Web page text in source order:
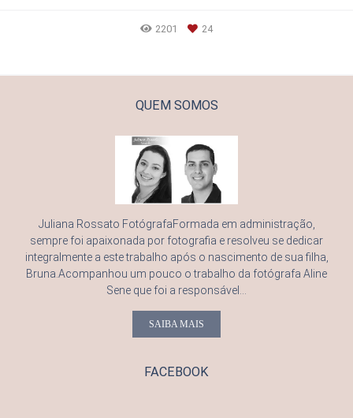
2201 24
QUEM SOMOS
Juliana Rossato FotógrafaFormada em administração,
sempre foi apaixonada por fotografia e resolveu se dedicar
integralmente a este trabalho após o nascimento de sua filha,
Bruna.Acompanhou um pouco o trabalho da fotógrafa Aline
Sene que foi a responsável...
SAIBA MAIS
FACEBOOK